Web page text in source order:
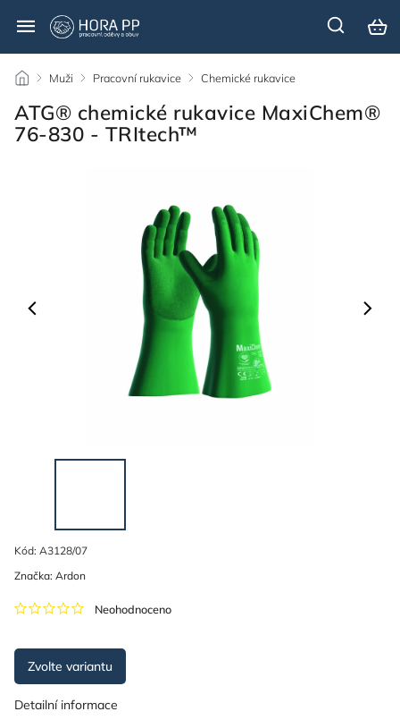
/ Muži / Pracovní rukavice / Chemické rukavice
ATG® chemické rukavice MaxiChem®
76-830 - TRItech™
Kód: A3128/07
Neohodnoceno
Značka: Ardon
Zvolte variantu
Detailní informace